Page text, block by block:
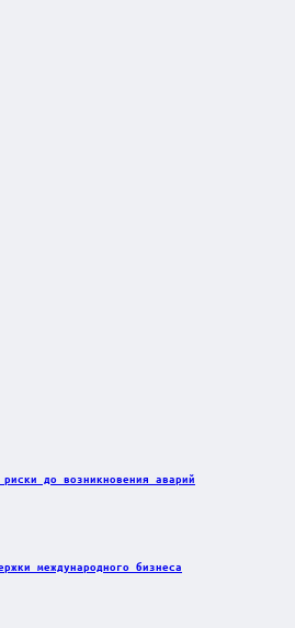
до возникновения аварий
международного бизнеса